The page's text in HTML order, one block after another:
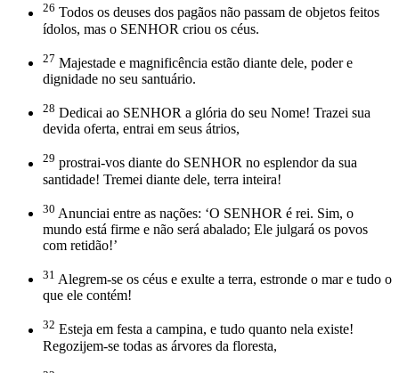
26 Todos os deuses dos pagãos não passam de objetos feitos
ídolos, mas o SENHOR criou os céus.
27 Majestade e magnificência estão diante dele, poder e
dignidade no seu santuário.
28 Dedicai ao SENHOR a glória do seu Nome! Trazei sua
devida oferta, entrai em seus átrios,
29 prostrai-vos diante do SENHOR no esplendor da sua
santidade! Tremei diante dele, terra inteira!
30 Anunciai entre as nações: ‘O SENHOR é rei. Sim, o
mundo está firme e não será abalado; Ele julgará os povos
com retidão!’
31 Alegrem-se os céus e exulte a terra, estronde o mar e tudo o
que ele contém!
32 Esteja em festa a campina, e tudo quanto nela existe!
Regozijem-se todas as árvores da floresta,